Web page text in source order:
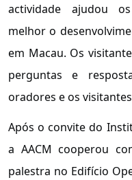
actividade ajudou
melhor o
em Macau. Os
perguntas e
oradores e os
Após o convite do
a AACM cooperou
palestra no Edifício